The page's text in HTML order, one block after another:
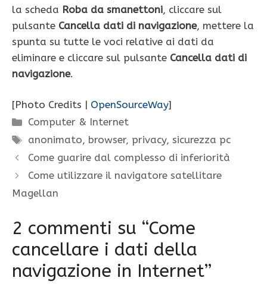
la scheda Roba da smanettoni, cliccare sul
pulsante Cancella dati di navigazione, mettere la
spunta su tutte le voci relative ai dati da
eliminare e cliccare sul pulsante Cancella dati di
navigazione.
[Photo Credits | OpenSourceWay]
Categorie
Computer & Internet
Tag
anonimato, browser, privacy,sicurezza pc
Come guarire dal complesso di inferiorità
Come utilizzare il navigatore satellitare
Magellan
2 commenti su “Come
cancellare i dati della
navigazione in Internet”